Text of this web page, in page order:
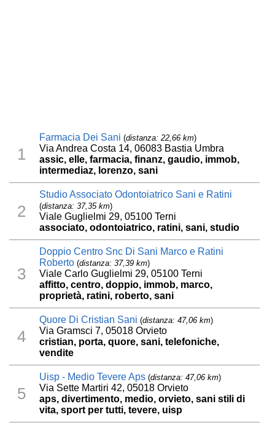
1
Farmacia Dei Sani (distanza: 22,66 km)
Via Andrea Costa 14, 06083 Bastia Umbra
assic, elle, farmacia, finanz, gaudio, immob,
intermediaz, lorenzo, sani
2
Studio Associato Odontoiatrico Sani e Ratini
(distanza: 37,35 km)
Viale Guglielmi 29, 05100 Terni
associato, odontoiatrico, ratini, sani, studio
3
Doppio Centro Snc Di Sani Marco e Ratini
Roberto (distanza: 37,39 km)
Viale Carlo Guglielmi 29, 05100 Terni
affitto, centro, doppio, immob, marco,
proprietà, ratini, roberto, sani
4
Quore Di Cristian Sani (distanza: 47,06 km)
Via Gramsci 7, 05018 Orvieto
cristian, porta, quore, sani, telefoniche,
vendite
5
Uisp - Medio Tevere Aps (distanza: 47,06 km)
Via Sette Martiri 42, 05018 Orvieto
aps, divertimento, medio, orvieto, sani stili di
vita, sport per tutti, tevere, uisp